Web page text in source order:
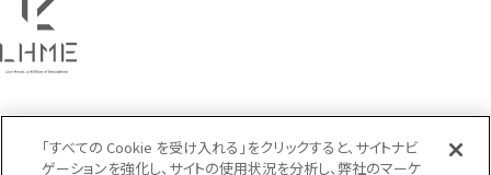
「すべての Cookie を受け入れる」をクリックすると、サイトナビ
ゲーションを強化し、サイトの使用状況を分析し、弊社のマーケ